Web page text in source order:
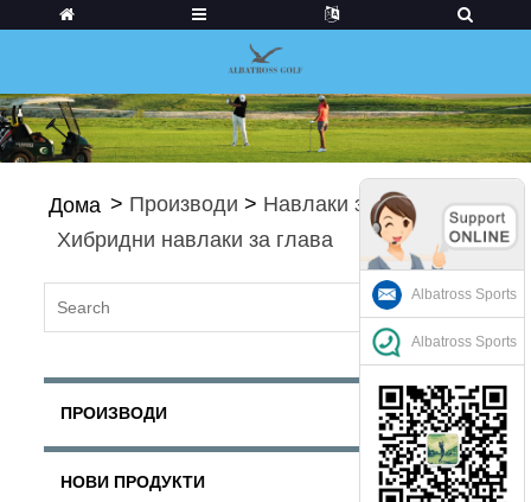
Дома > Производи > Навлаки за голф
>
Хибридни навлаки за глава
ПРОИЗВОДИ
НОВИ ПРОДУКТИ
Albatross Sports
Albatross Sports